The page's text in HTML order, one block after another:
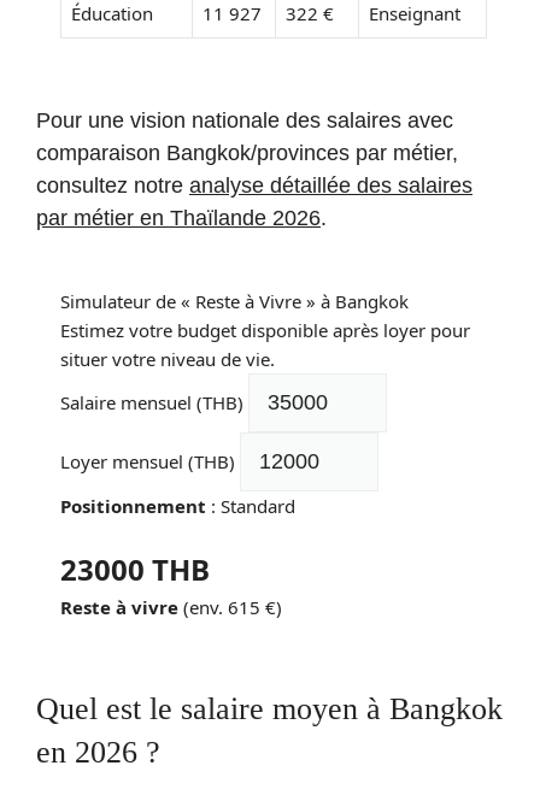
Éducation 11 927 322 € Enseignant
Pour une vision nationale des salaires avec
comparaison Bangkok/provinces par métier,
consultez notre analyse détaillée des salaires
par métier en Thaïlande 2026.
Simulateur de « Reste à Vivre » à Bangkok
Estimez votre budget disponible après loyer pour
situer votre niveau de vie.
Salaire mensuel (THB)
Loyer mensuel (THB)
Positionnement : Standard
23000 THB
Reste à vivre (env. 615 €)
Quel est le salaire moyen à Bangkok
en 2026 ?